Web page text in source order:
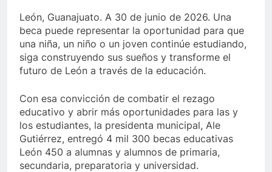
León, Guanajuato. A 30 de junio de 2026. Una
beca puede representar la oportunidad para que
una niña, un niño o un joven continúe estudiando,
siga construyendo sus sueños y transforme el
futuro de León a través de la educación.
Con esa convicción de combatir el rezago
educativo y abrir más oportunidades para las y
los estudiantes, la presidenta municipal, Ale
Gutiérrez, entregó 4 mil 300 becas educativas
León 450 a alumnas y alumnos de primaria,
secundaria, preparatoria y universidad.